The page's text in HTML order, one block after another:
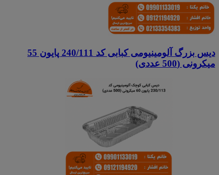
دیس بزرگ آلومینیومی کبابی کد 240/111 پایون 55
میکرونی (500 عددی)